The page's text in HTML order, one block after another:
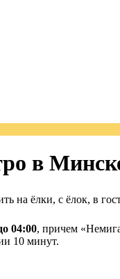
в
на ёлки, с ёлок, в
04:00, причем
10 минут.